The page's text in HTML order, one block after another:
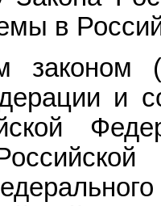
в
и